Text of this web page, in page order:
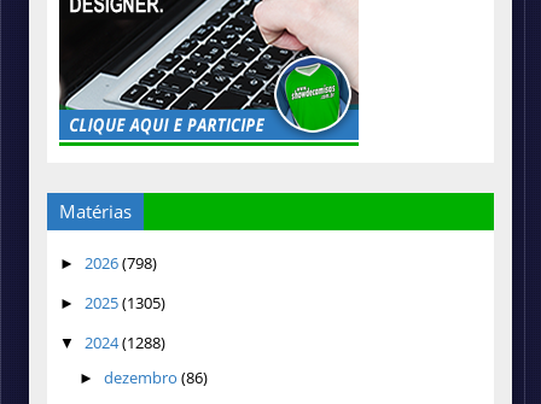
Matérias
► 2026(798)
► 2025(1305)
▼ 2024(1288)
► dezembro (86)